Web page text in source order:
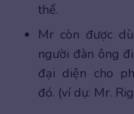
thể.
Mr còn được
người đàn ông
đại diện cho
đó. (ví dụ: Mr.